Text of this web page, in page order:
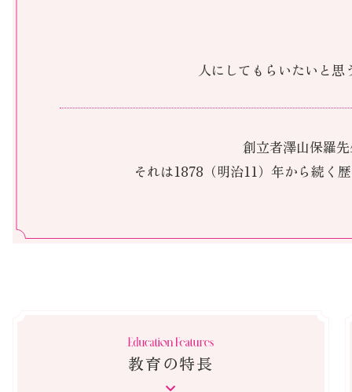
人にしてもらいたいと思
創立者澤山保羅
それは1878（明治11）年から続く
教育の特長